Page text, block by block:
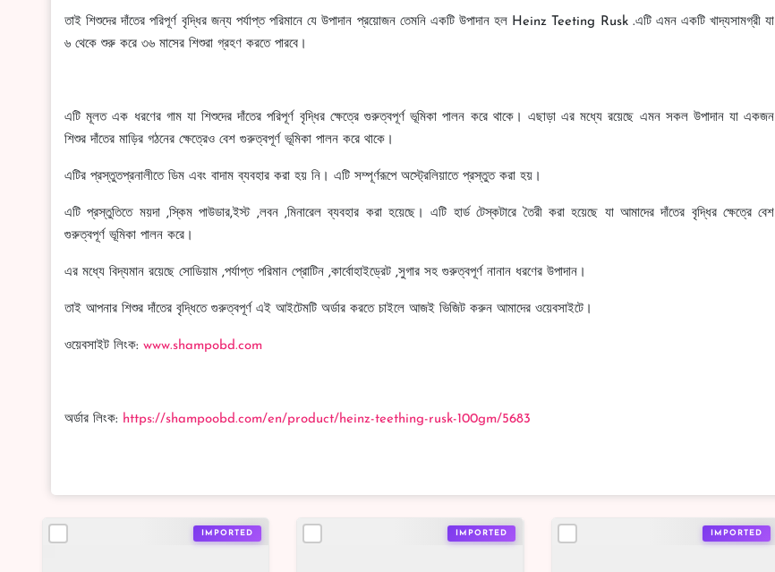
তাই শিশুদের দাঁতের পরিপূর্ণ বৃদ্ধির জন্য পর্যাপ্ত পরিমানে যে উপাদান প্রয়োজন তেমনি একটি উপাদান হল Heinz Teeting Rusk .এটি এমন একটি খাদ্যসামগ্রী যা
৬ থেকে শুরু করে ৩৬ মাসের শিশুরা গ্রহণ করতে পারবে।
এটি মূলত এক ধরণের গাম যা শিশুদের দাঁতের পরিপূর্ণ বৃদ্ধির ক্ষেত্রে গুরুত্বপূর্ণ ভূমিকা পালন করে থাকে। এছাড়া এর মধ্যে রয়েছে এমন সকল উপাদান যা একজন
শিশুর দাঁতের মাড়ির গঠনের ক্ষেত্রেও বেশ গুরুত্বপূর্ণ ভূমিকা পালন করে থাকে।
এটির প্রস্তুতপ্রনালীতে ডিম এবং বাদাম ব্যবহার করা হয় নি। এটি সম্পূর্ণরূপে অস্ট্রেলিয়াতে প্রস্তুত করা হয়।
এটি প্রস্তুতিতে ময়দা ,স্কিম পাউডার,ইস্ট ,লবন ,মিনারেল ব্যবহার করা হয়েছে। এটি হার্ড টেস্কটারে তৈরী করা হয়েছে যা আমাদের দাঁতের বৃদ্ধির ক্ষেত্রে বেশ
গুরুত্বপূর্ণ ভূমিকা পালন করে।
এর মধ্যে বিদ্যমান রয়েছে সোডিয়াম ,পর্যাপ্ত পরিমান প্রোটিন ,কার্বোহাইড্রেট ,সুগার সহ গুরুত্বপূর্ণ নানান ধরণের উপাদান।
তাই আপনার শিশুর দাঁতের বৃদ্ধিতে গুরুত্বপূর্ণ এই আইটেমটি অর্ডার করতে চাইলে আজই ভিজিট করুন আমাদের ওয়েবসাইটে।
ওয়েবসাইট লিংক: www.shampobd.com
অর্ডার লিংক: https://shampoobd.com/en/product/heinz-teething-rusk-100gm/5683
IMPORTED IMPORTED IMPORTED